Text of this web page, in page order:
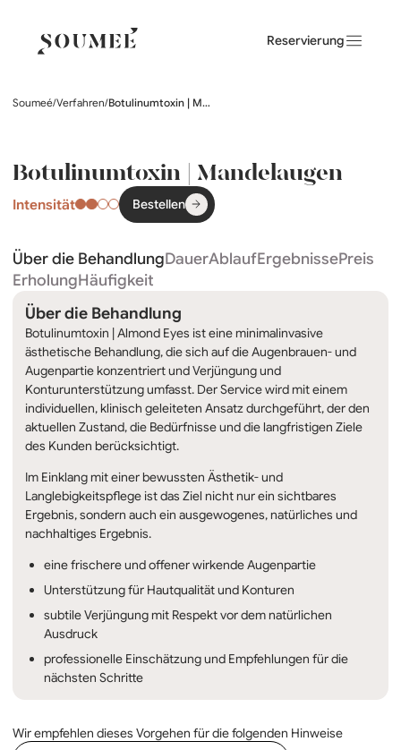
Reservierung
Soumeé/Verfahren/ Botulinumtoxin | Mandelaugen
Botulinumtoxin | Mandelaugen
Intensität Bestellen
Wir empfehlen dieses Vorgehen für die folgenden Hinweise
Über die BehandlungDauerAblaufErgebnissePreis
ErholungHäufigkeit
Über die Behandlung
Botulinumtoxin | Almond Eyes ist eine minimalinvasive
ästhetische Behandlung, die sich auf die Augenbrauen- und
Augenpartie konzentriert und Verjüngung und
Konturunterstützung umfasst. Der Service wird mit einem
individuellen, klinisch geleiteten Ansatz durchgeführt, der den
aktuellen Zustand, die Bedürfnisse und die langfristigen Ziele
des Kunden berücksichtigt.
Im Einklang mit einer bewussten Ästhetik- und
Langlebigkeitspflege ist das Ziel nicht nur ein sichtbares
Ergebnis, sondern auch ein ausgewogenes, natürliches und
nachhaltiges Ergebnis.
eine frischere und offener wirkende Augenpartie
Unterstützung für Hautqualität und Konturen
subtile Verjüngung mit Respekt vor dem natürlichen
Ausdruck
professionelle Einschätzung und Empfehlungen für die
nächsten Schritte